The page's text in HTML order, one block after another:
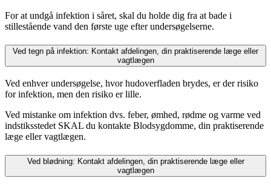
For at undgå infektion i såret, skal du holde dig fra at bade i
stillestående vand den første uge efter undersøgelserne.
Ved tegn på infektion: Kontakt afdelingen, din praktiserende læge eller
vagtlægen
Ved enhver undersøgelse, hvor hudoverfladen brydes, er der risiko
for infektion, men den risiko er lille.
Ved mistanke om infektion dvs. feber, ømhed, rødme og varme ved
indstiksstedet SKAL du kontakte Blodsygdomme, din praktiserende
læge eller vagtlægen.
Ved blødning: Kontakt afdelingen, din praktiserende læge eller
vagtlægen